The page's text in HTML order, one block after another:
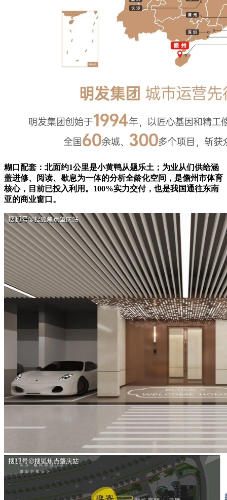
糊口配套：北面约1公里是小黄鸭从题乐土；为业从们供给涵
盖进修、阅读、歇息为一体的分析全龄化空间，是儋州市体育
核心，目前已投入利用。100%实力交付，也是我国通往东南
亚的商业窗口。